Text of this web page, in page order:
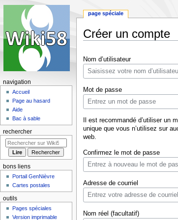
Créer un compte
à
navigation
à
recherche
Nom d’utilisateur
Mot de passe
Il est recommandé d’utiliser un
unique que vous n’utilisez sur
web.
Confirmez le mot de passe
Adresse de courriel
Nom réel (facultatif)
page spéciale
navigation
Accueil
Page au hasard
Aide
Bac à sable
rechercher
bons liens
Portail GenNièvre
Cartes postales
outils
Pages spéciales
Version imprimable